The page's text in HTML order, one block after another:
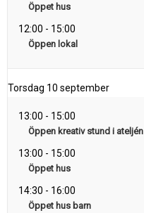
Öppet hus
12:00 - 15:00
Öppen lokal
Torsdag 10 september
13:00 - 15:00
Öppen kreativ stund i ateljén
13:00 - 15:00
Öppet hus
14:30 - 16:00
Öppet hus barn